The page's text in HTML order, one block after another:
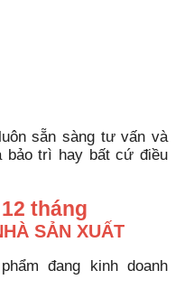
sẵn sàng tư vấn và
bảo trì hay bất cứ điều
12 tháng
SẢN XUẤT
đang kinh doanh